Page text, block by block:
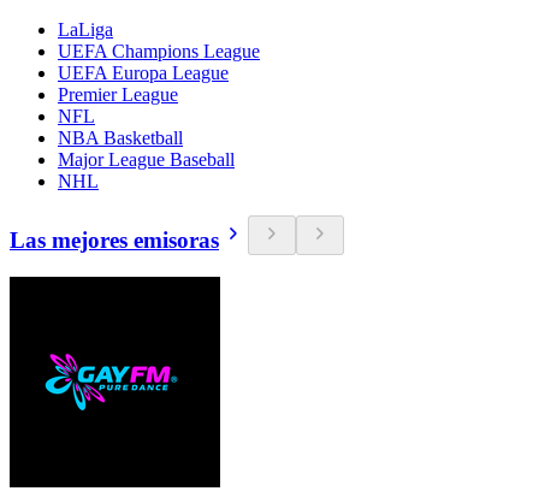
LaLiga
UEFA Champions League
UEFA Europa League
Premier League
NFL
NBA Basketball
Major League Baseball
NHL
Las mejores emisoras